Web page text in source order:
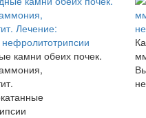
камни обеих почек.